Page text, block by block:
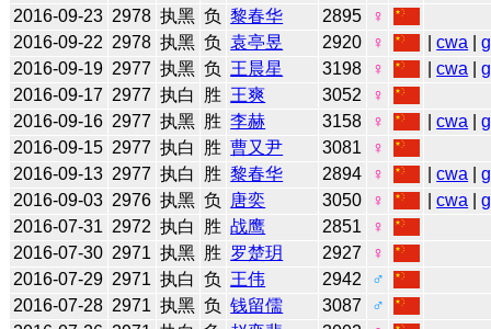
2016-09-23 2978 执黑 负 黎春华 2895
♀
2016-09-22 2978 执黑 负 袁亭昱 2920 ♀ |cwa |
2016-09-19 2977 执黑 负 王晨星 3198 ♀ |cwa |
2016-09-17 2977 执白 胜 王爽 3052
♀
2016-09-16 2977 执黑 胜 李赫 3158 ♀ |cwa |
2016-09-15 2977 执白 胜 曹又尹 3081
♀
2016-09-13 2977 执白 胜 黎春华 2894 ♀ |cwa |
2016-09-03 2976 执黑 负 唐奕 3050 ♀ |cwa |
2016-07-31 2972 执白 胜 战鹰 2851
♀
2016-07-30 2971 执黑 胜 罗楚玥 2927
♀
2016-07-29 2971 执白 负 王伟 2942
♂
2016-07-28 2971 执黑 负 钱留儒 3087
♂